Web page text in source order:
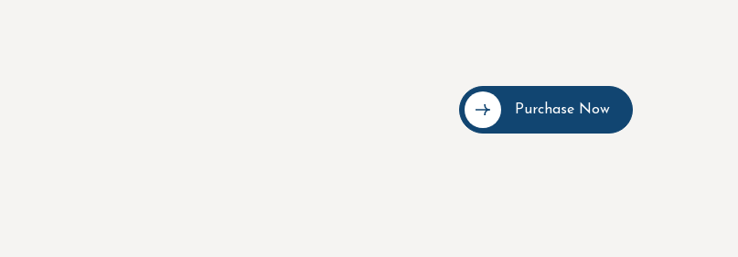
Purchase Now